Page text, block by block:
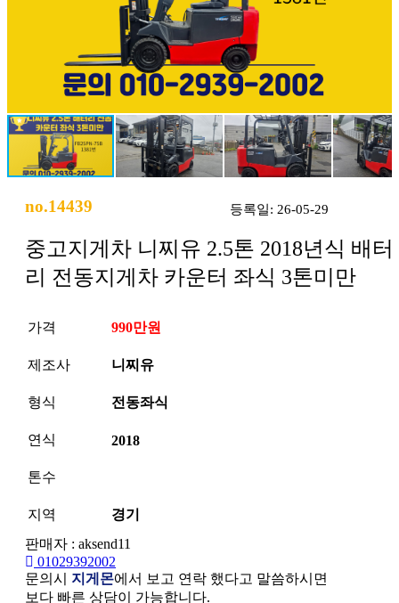
no.14439 등록일: 26-05-29
중고지게차 니찌유 2.5톤 2018년식 배터
리 전동지게차 카운터 좌식 3톤미만
가격 990만원
제조사 니찌유
형식 전동좌식
연식 2018
톤수
지역
경기
판매자 : aksend11
01029392002
문의시 지게몬에서 보고 연락 했다고 말씀하시면
보다 빠른 상담이 가능합니다.